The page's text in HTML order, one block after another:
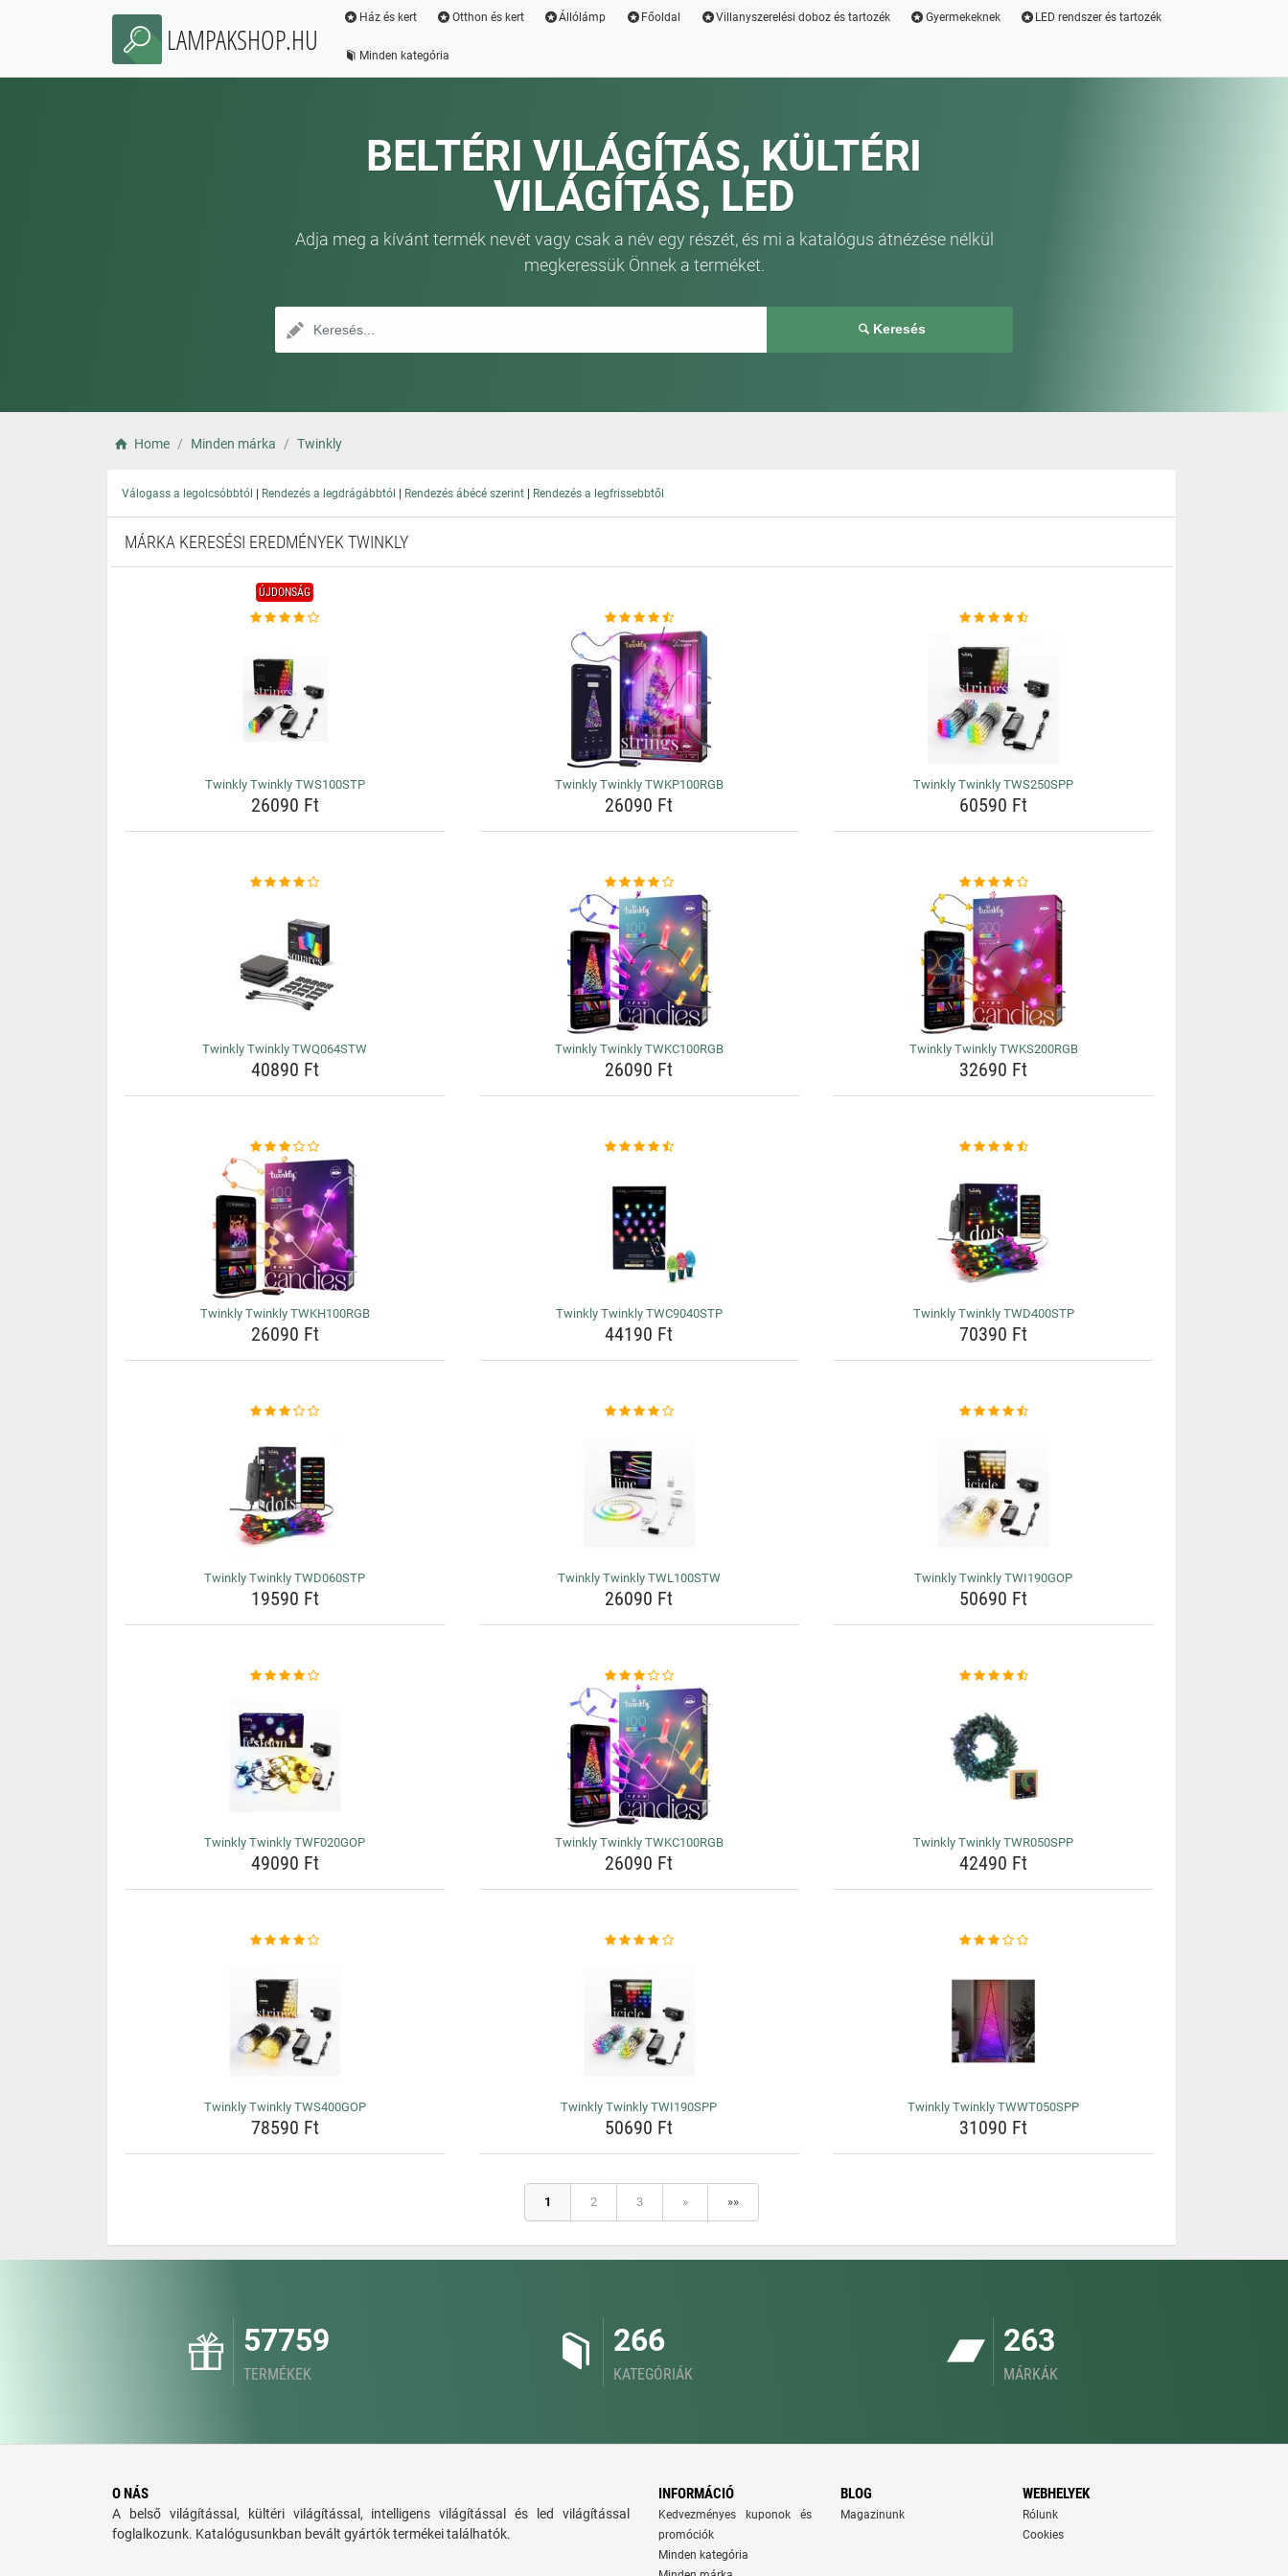
LAMPAKSHOP.HU
Ház és kert Otthon és kert Állólámp Főoldal Villanyszerelési doboz és tartozék Gyermekeknek LED rendszer és tartozék
Minden kategória
BELTÉRI VILÁGÍTÁS, KÜLTÉRI
VILÁGÍTÁS, LED
Adja meg a kívánt termék nevét vagy csak a név egy részét, és mi a katalógus átnézése nélkül
megkeressük Önnek a terméket.
Keresés
Home Minden márka Twinkly
Válogass a legolcsóbbtól | Rendezés a legdrágábbtól | Rendezés ábécé szerint | Rendezés a legfrissebbtől
MÁRKA KERESÉSI EREDMÉNYEK TWINKLY
ÚJDONSÁG
Twinkly Twinkly TWS100STP
26090 Ft
Twinkly Twinkly TWKP100RGB
26090 Ft
Twinkly Twinkly TWS250SPP
60590 Ft
Twinkly Twinkly TWQ064STW
40890 Ft
Twinkly Twinkly TWKC100RGB
26090 Ft
Twinkly Twinkly TWKS200RGB
32690 Ft
Twinkly Twinkly TWKH100RGB
26090 Ft
Twinkly Twinkly TWC9040STP
44190 Ft
Twinkly Twinkly TWD400STP
70390 Ft
Twinkly Twinkly TWD060STP
19590 Ft
Twinkly Twinkly TWL100STW
26090 Ft
Twinkly Twinkly TWI190GOP
50690 Ft
Twinkly Twinkly TWF020GOP
49090 Ft
Twinkly Twinkly TWKC100RGB
26090 Ft
Twinkly Twinkly TWR050SPP
42490 Ft
Twinkly Twinkly TWS400GOP
78590 Ft
Twinkly Twinkly TWI190SPP
50690 Ft
Twinkly Twinkly TWWT050SPP
31090 Ft
1 2 3 » »»
57759
TERMÉKEK
266
KATEGÓRIÁK
263
MÁRKÁK
O NÁS
A belső világítással, kültéri világítással, intelligens világítással és led világítással
foglalkozunk. Katalógusunkban bevált gyártók termékei találhatók.
INFORMÁCIÓ
Kedvezményes kuponok és
promóciók
Minden kategória
BLOG
Magazinunk
WEBHELYEK
Rólunk
Cookies